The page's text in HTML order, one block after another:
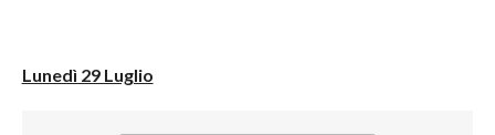
Lunedì 29 Luglio